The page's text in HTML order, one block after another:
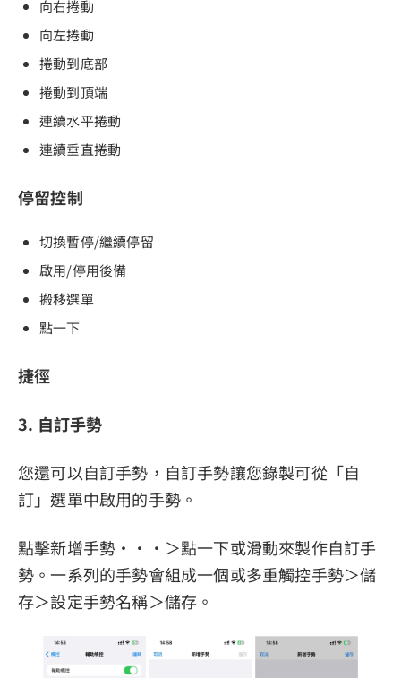
向右捲動
向左捲動
捲動到底部
捲動到頂端
連續水平捲動
連續垂直捲動
停留控制
切換暫停/繼續停留
啟用/停用後備
搬移選單
點一下
捷徑
3. 自訂手勢
您還可以自訂手勢，自訂手勢讓您錄製可從「自
訂」選單中啟用的手勢。
點擊新增手勢···＞點一下或滑動來製作自訂手
勢。一系列的手勢會組成一個或多重觸控手勢＞儲
存＞設定手勢名稱＞儲存。